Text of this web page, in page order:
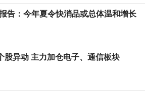
告：今年夏令快消品或总体温和增长
股异动 主力加仓电子、通信板块